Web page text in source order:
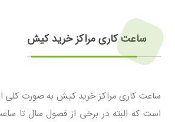
ساعت کاری مراکز خرید کیش